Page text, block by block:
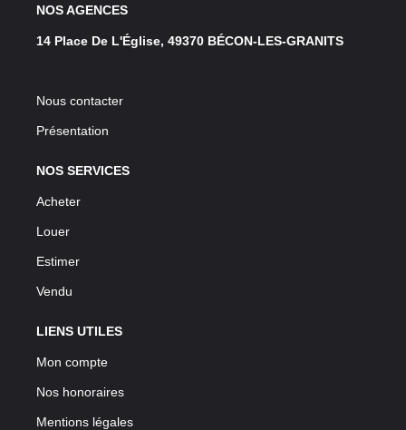
NOS AGENCES
14 Place De L'Église, 49370 BÉCON-LES-GRANITS
Nous contacter
Présentation
NOS SERVICES
Acheter
Louer
Estimer
Vendu
LIENS UTILES
Mon compte
Nos honoraires
Mentions légales